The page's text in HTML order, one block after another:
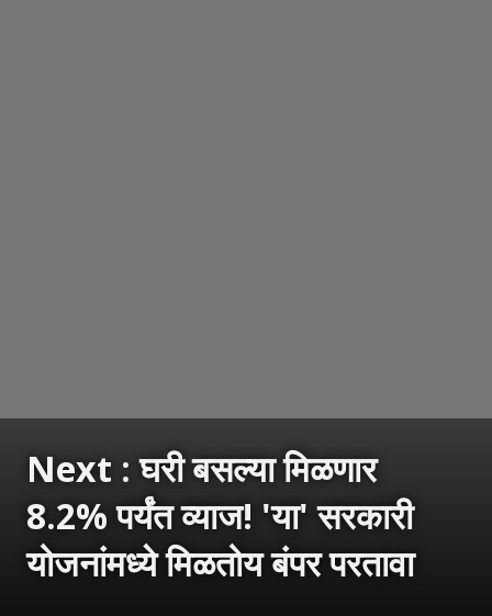
Next : घरी बसल्या मिळणार
8.2% पर्यंत व्याज! 'या' सरकारी
योजनांमध्ये मिळतोय बंपर परतावा